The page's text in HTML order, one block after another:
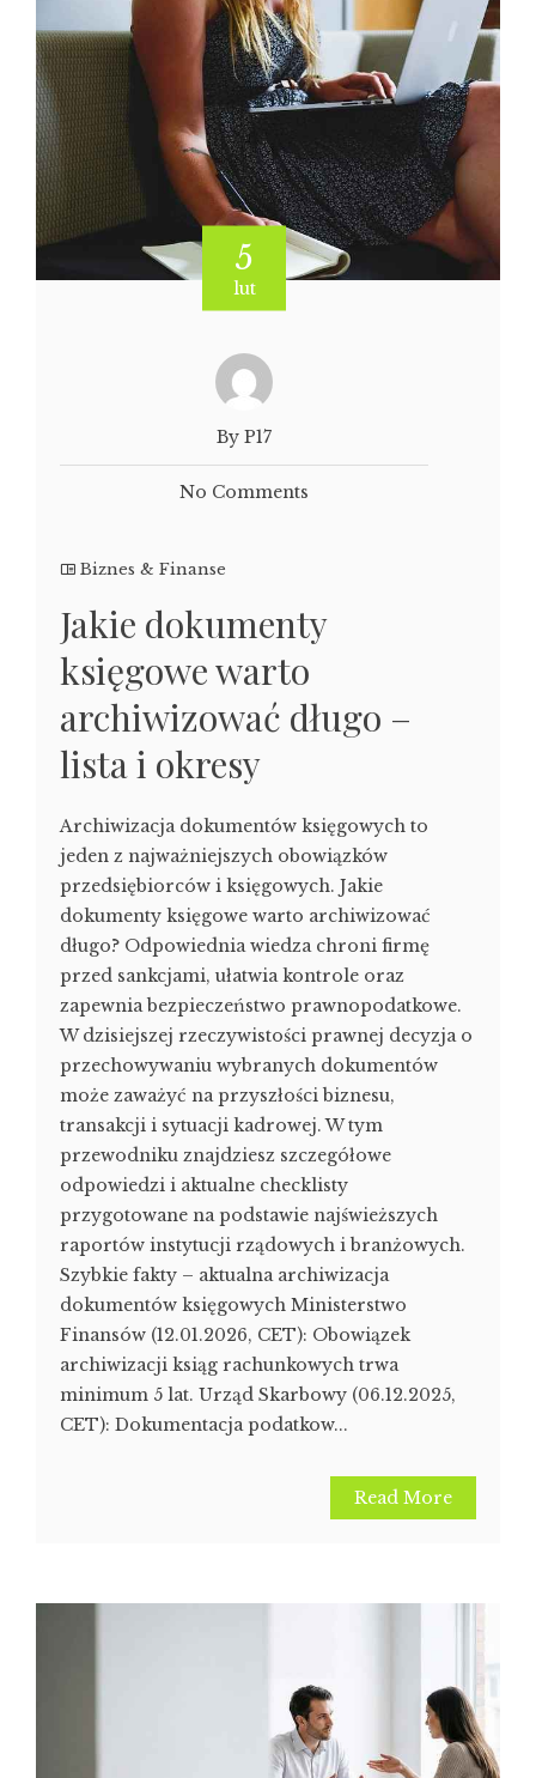
5
lut
By P17
No Comments
Biznes & Finanse
Jakie dokumenty
księgowe warto
archiwizować długo –
lista i okresy
Archiwizacja dokumentów księgowych to
jeden z najważniejszych obowiązków
przedsiębiorców i księgowych. Jakie
dokumenty księgowe warto archiwizować
długo? Odpowiednia wiedza chroni firmę
przed sankcjami, ułatwia kontrole oraz
zapewnia bezpieczeństwo prawnopodatkowe.
W dzisiejszej rzeczywistości prawnej decyzja o
przechowywaniu wybranych dokumentów
może zaważyć na przyszłości biznesu,
transakcji i sytuacji kadrowej. W tym
przewodniku znajdziesz szczegółowe
odpowiedzi i aktualne checklisty
przygotowane na podstawie najświeższych
raportów instytucji rządowych i branżowych.
Szybkie fakty – aktualna archiwizacja
dokumentów księgowych Ministerstwo
Finansów (12.01.2026, CET): Obowiązek
archiwizacji ksiąg rachunkowych trwa
minimum 5 lat. Urząd Skarbowy (06.12.2025,
CET): Dokumentacja podatkow...
Read More